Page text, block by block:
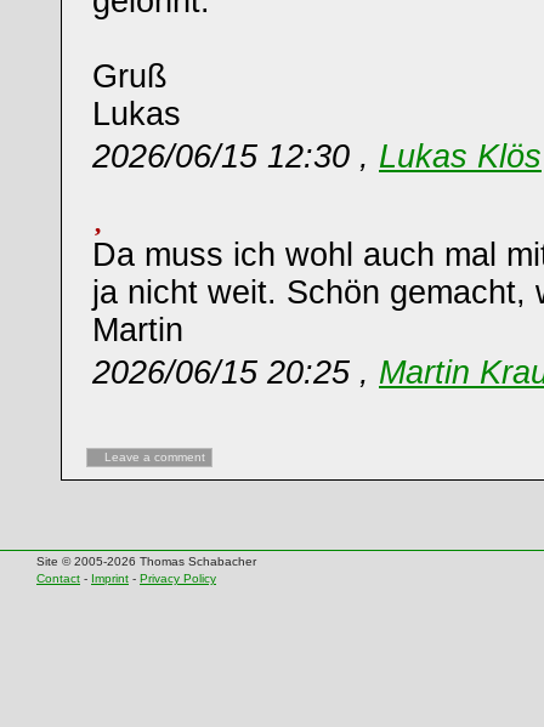
Gruß
Lukas
2026/06/15 12:30 , Lukas Klös
Da muss ich wohl auch mal
ja nicht weit. Schön gemacht,
Martin
2026/06/15 20:25 , Martin
Leave a comment
Site © 2005-2026 Thomas Schabacher
Contact - Imprint - Privacy Policy